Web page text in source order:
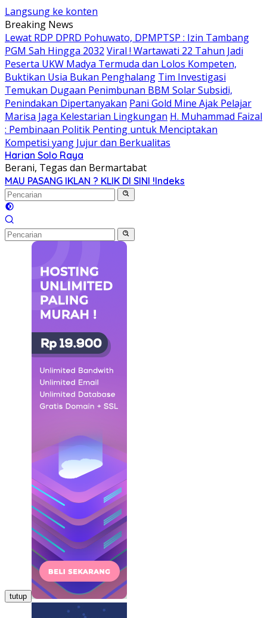
Langsung ke konten
Breaking News
Lewat RDP DPRD Pohuwato, DPMPTSP : Izin Tambang
PGM Sah Hingga 2032 Viral ! Wartawati 22 Tahun Jadi
Peserta UKW Madya Termuda dan Lolos Kompeten,
Buktikan Usia Bukan Penghalang Tim Investigasi
Temukan Dugaan Penimbunan BBM Solar Subsidi,
Penindakan Dipertanyakan Pani Gold Mine Ajak Pelajar
Marisa Jaga Kelestarian Lingkungan H. Muhammad Faizal
: Pembinaan Politik Penting untuk Menciptakan
Kompetisi yang Jujur dan Berkualitas
Harian Solo Raya
Berani, Tegas dan Bermartabat
MAU PASANG IKLAN ? KLIK DI SINI !Indeks
tutup